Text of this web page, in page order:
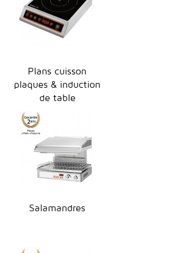
Plans cuisson
plaques & induction
de table
Salamandres